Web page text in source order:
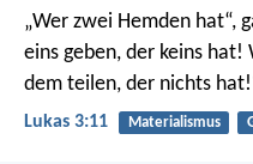
„Wer zwei Hemden hat“,
eins geben, der keins hat!
dem teilen, der nichts
Lukas 3:11 Materialismus